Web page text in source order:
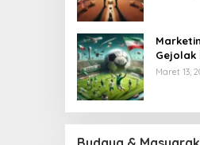
Gejolak
Maret 13,